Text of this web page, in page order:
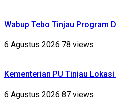
Wabup Tebo Tinjau Program
6 Agustus 2026 78 views
Kementerian PU Tinjau
6 Agustus 2026 87 views